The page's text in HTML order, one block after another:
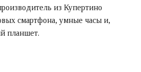
из Купертино
смартфона, умные часы и,
планшет.